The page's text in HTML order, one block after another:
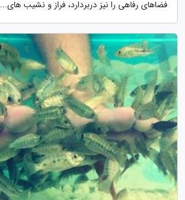
فضاهای رفاهی را نیز دربردارد، فراز و نشیب های...